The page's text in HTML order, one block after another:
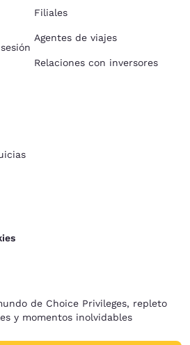
Filiales
Agentes de viajes
Relaciones con inversores
de Choice Privileges, repleto
y momentos inolvidables